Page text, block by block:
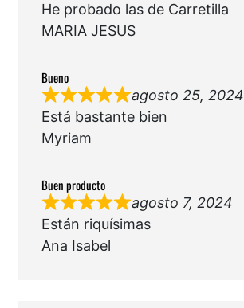
He probado las de Carretilla
MARIA JESUS
Bueno
agosto 25, 2024
Está bastante bien
Myriam
Buen producto
agosto 7, 2024
Están riquísimas
Ana Isabel